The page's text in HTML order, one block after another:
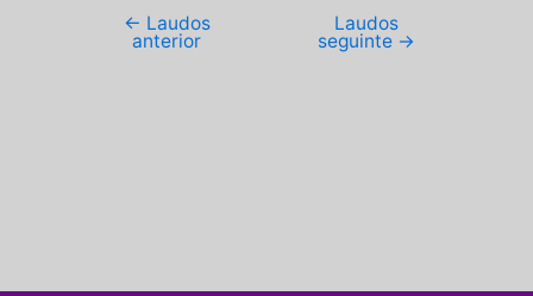
← Laudos
anterior
Laudos
seguinte →